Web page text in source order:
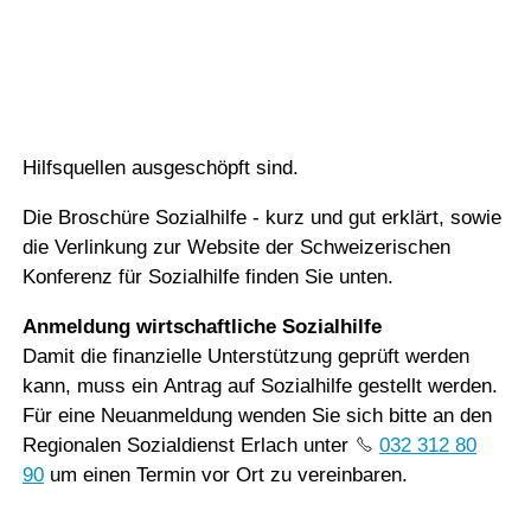
Hilfsquellen ausgeschöpft sind.
Die Broschüre Sozialhilfe - kurz und gut erklärt, sowie
die Verlinkung zur Website der Schweizerischen
Konferenz für Sozialhilfe finden Sie unten.
Anmeldung wirtschaftliche Sozialhilfe
Damit die finanzielle Unterstützung geprüft werden
kann, muss ein Antrag auf Sozialhilfe gestellt werden.
Für eine Neuanmeldung wenden Sie sich bitte an den
Regionalen Sozialdienst Erlach unter
032 312 80
90 um einen Termin vor Ort zu vereinbaren.